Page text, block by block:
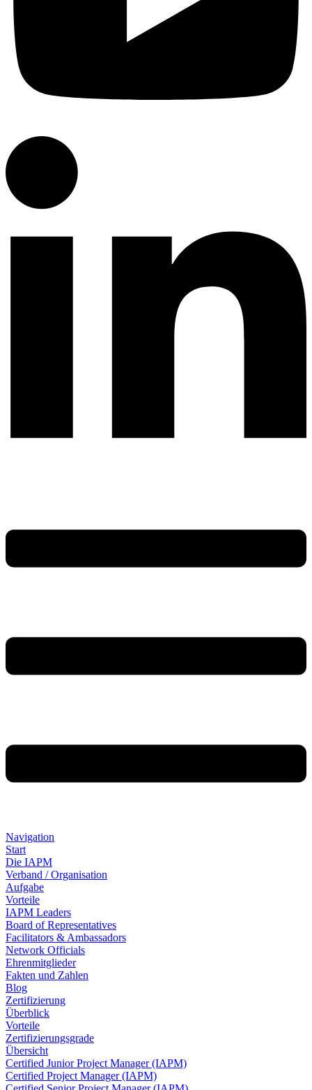
Navigation
Start
Die IAPM
Verband / Organisation
Aufgabe
Vorteile
IAPM Leaders
Board of Representatives
Facilitators & Ambassadors
Network Officials
Ehrenmitglieder
Fakten und Zahlen
Blog
Zertifizierung
Überblick
Vorteile
Zertifizierungsgrade
Übersicht
Certified Junior Project Manager (IAPM)
Certified Project Manager (IAPM)